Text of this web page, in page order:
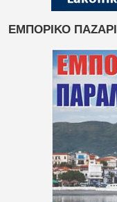
ΕΜΠΟΡΙΚΟ ΠΑΖΑΡΙ